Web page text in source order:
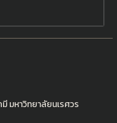
มหาวิทยาลัยนเรศวร